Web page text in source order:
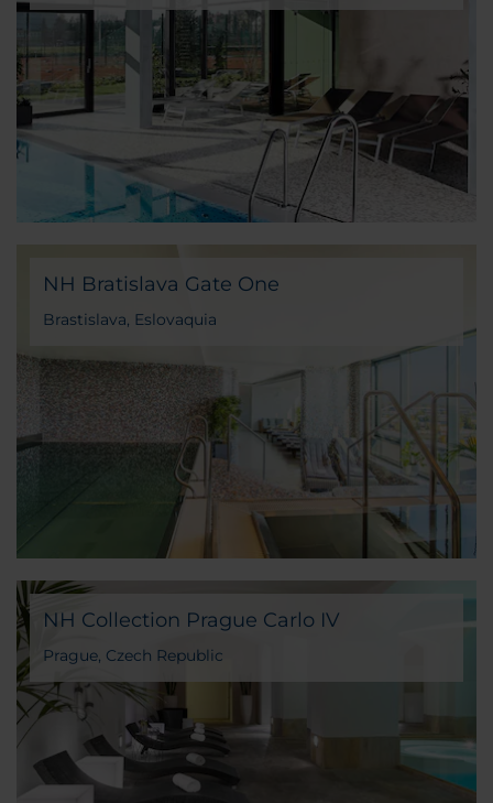
NH Bratislava Gate One
Brastislava, Eslovaquia
NH Collection Prague Carlo IV
Prague, Czech Republic